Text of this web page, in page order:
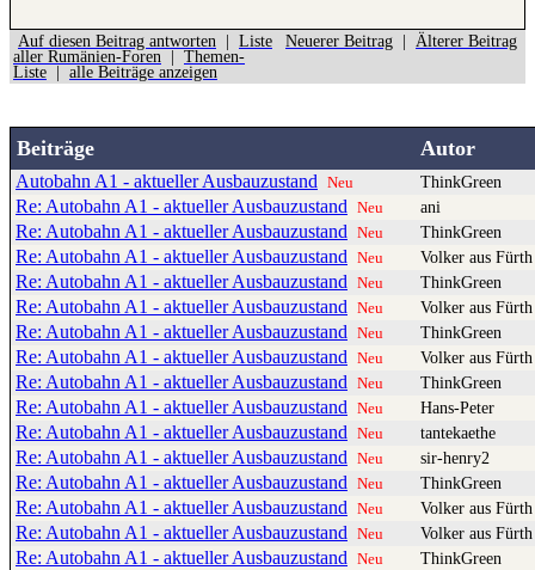
Auf diesen Beitrag antworten
Liste
aller Rumänien-Foren
Themen-
Liste
alle Beiträge anzeigen
Neuerer Beitrag Älterer Beitrag
Beiträge Autor
Autobahn A1 - aktueller Ausbauzustand Neu ThinkGreen
Re: Autobahn A1 - aktueller Ausbauzustand Neu ani
Re: Autobahn A1 - aktueller Ausbauzustand Neu ThinkGreen
Re: Autobahn A1 - aktueller Ausbauzustand Neu Volker aus Fürth
Re: Autobahn A1 - aktueller Ausbauzustand Neu ThinkGreen
Re: Autobahn A1 - aktueller Ausbauzustand Neu Volker aus Fürth
Re: Autobahn A1 - aktueller Ausbauzustand Neu ThinkGreen
Re: Autobahn A1 - aktueller Ausbauzustand Neu Volker aus Fürth
Re: Autobahn A1 - aktueller Ausbauzustand Neu ThinkGreen
Re: Autobahn A1 - aktueller Ausbauzustand Neu Hans-Peter
Re: Autobahn A1 - aktueller Ausbauzustand Neu tantekaethe
Re: Autobahn A1 - aktueller Ausbauzustand Neu sir-henry2
Re: Autobahn A1 - aktueller Ausbauzustand Neu ThinkGreen
Re: Autobahn A1 - aktueller Ausbauzustand Neu Volker aus Fürth
Re: Autobahn A1 - aktueller Ausbauzustand Neu Volker aus Fürth
Re: Autobahn A1 - aktueller Ausbauzustand Neu ThinkGreen